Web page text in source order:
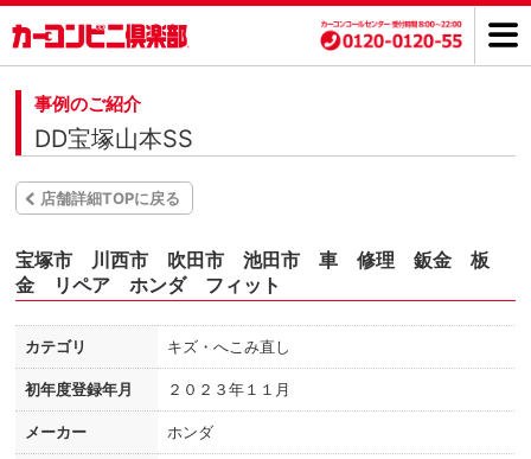
事例のご紹介
DD宝塚山本SS
店舗詳細TOPに戻る
宝塚市 川西市 吹田市 池田市 車 修理 鈑金 板
金 リペア ホンダ フィット
カテゴリ キズ・へこみ直し
初年度登録年月 ２０２３年１１月
メーカー ホンダ